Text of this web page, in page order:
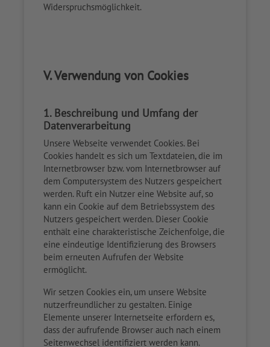
Widerspruchsmöglichkeit.
V. Verwendung von Cookies
1. Beschreibung und Umfang der
Datenverarbeitung
Unsere Webseite verwendet Cookies. Bei
Cookies handelt es sich um Textdateien, die im
Internetbrowser bzw. vom Internetbrowser auf
dem Computersystem des Nutzers gespeichert
werden. Ruft ein Nutzer eine Website auf, so
kann ein Cookie auf dem Betriebssystem des
Nutzers gespeichert werden. Dieser Cookie
enthält eine charakteristische Zeichenfolge, die
eine eindeutige Identifizierung des Browsers
beim erneuten Aufrufen der Website
ermöglicht.
Wir setzen Cookies ein, um unsere Website
nutzerfreundlicher zu gestalten. Einige
Elemente unserer Internetseite erfordern es,
dass der aufrufende Browser auch nach einem
Seitenwechsel identifiziert werden kann.